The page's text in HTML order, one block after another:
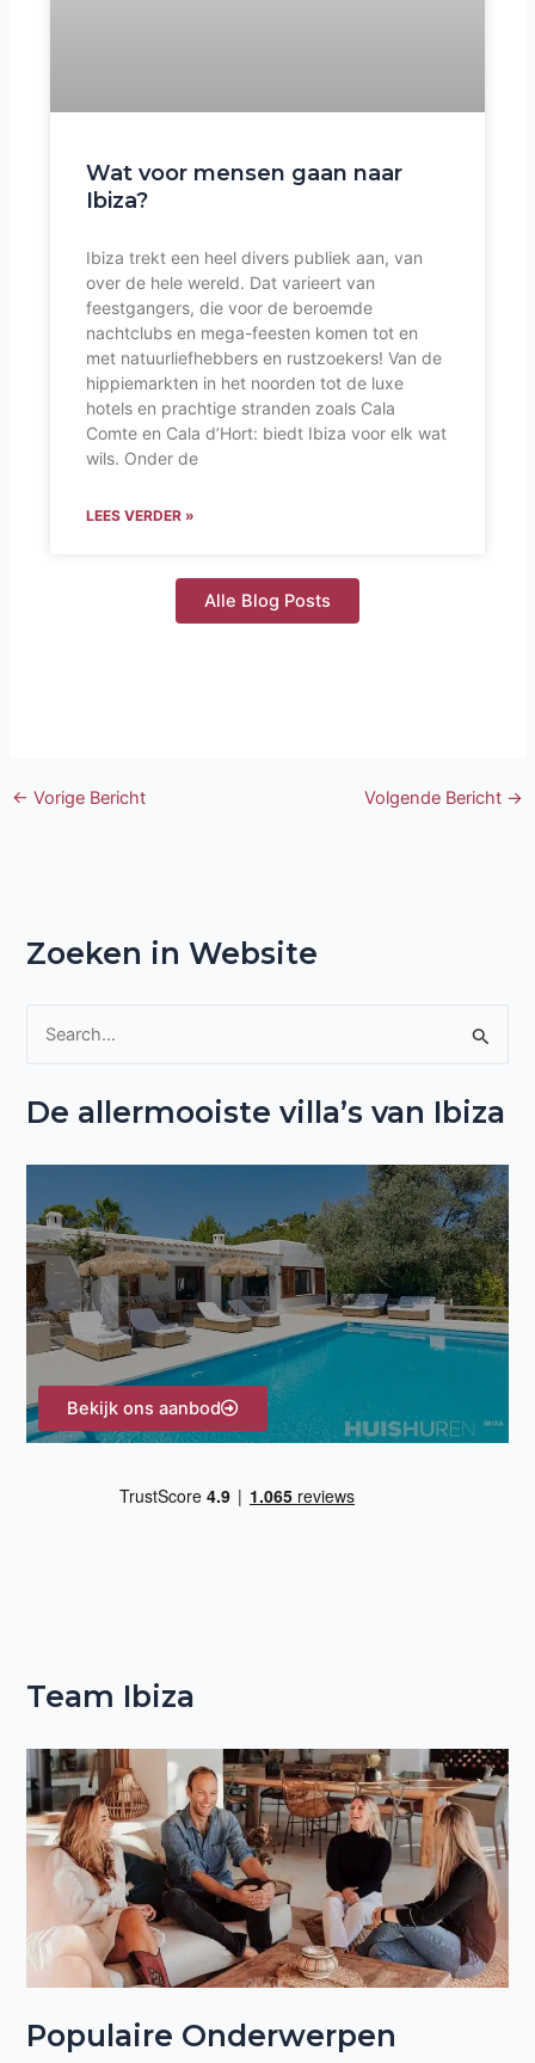
Wat voor mensen gaan naar
Ibiza?
Ibiza trekt een heel divers publiek aan, van
over de hele wereld. Dat varieert van
feestgangers, die voor de beroemde
nachtclubs en mega-feesten komen tot en
met natuurliefhebbers en rustzoekers! Van de
hippiemarkten in het noorden tot de luxe
hotels en prachtige stranden zoals Cala
Comte en Cala d’Hort: biedt Ibiza voor elk wat
wils. Onder de
LEES VERDER »
Alle Blog Posts
← Vorige Bericht Volgende Bericht →
Zoeken in Website
e
a
r
:
De allermooiste villa’s van Ibiza
Bekijk ons aanbod
Team Ibiza
Populaire Onderwerpen